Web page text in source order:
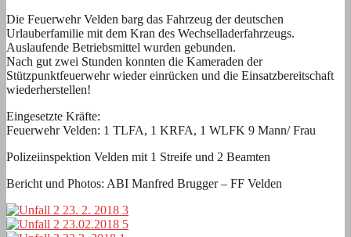
Die Feuerwehr Velden barg das Fahrzeug der deutschen
Urlauberfamilie mit dem Kran des Wechselladerfahrzeugs.
Auslaufende Betriebsmittel wurden gebunden.
Nach gut zwei Stunden konnten die Kameraden der
Stützpunktfeuerwehr wieder einrücken und die Einsatzbereitschaft
wiederherstellen!
Eingesetzte Kräfte:
Feuerwehr Velden: 1 TLFA, 1 KRFA, 1 WLFK 9 Mann/ Frau
Polizeiinspektion Velden mit 1 Streife und 2 Beamten
Bericht und Photos: ABI Manfred Brugger – FF Velden